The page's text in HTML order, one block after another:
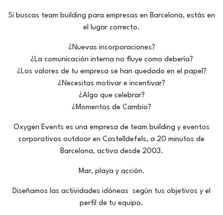
Si buscas team building para empresas en Barcelona, estás en
el lugar correcto.
¿Nuevas incorporaciones?
¿La comunicación interna no fluye como debería?
¿Los valores de tu empresa se han quedado en el papel?
¿Necesitas motivar e incentivar?
¿Algo que celebrar?
¿Momentos de Cambio?
Oxygen Events es una empresa de team building y eventos
corporativos outdoor en Castelldefels, a 20 minutos de
Barcelona, activa desde 2003.
Mar, playa y acción.
Diseñamos las actividades idóneas según tus objetivos y el
perfil de tu equipo.